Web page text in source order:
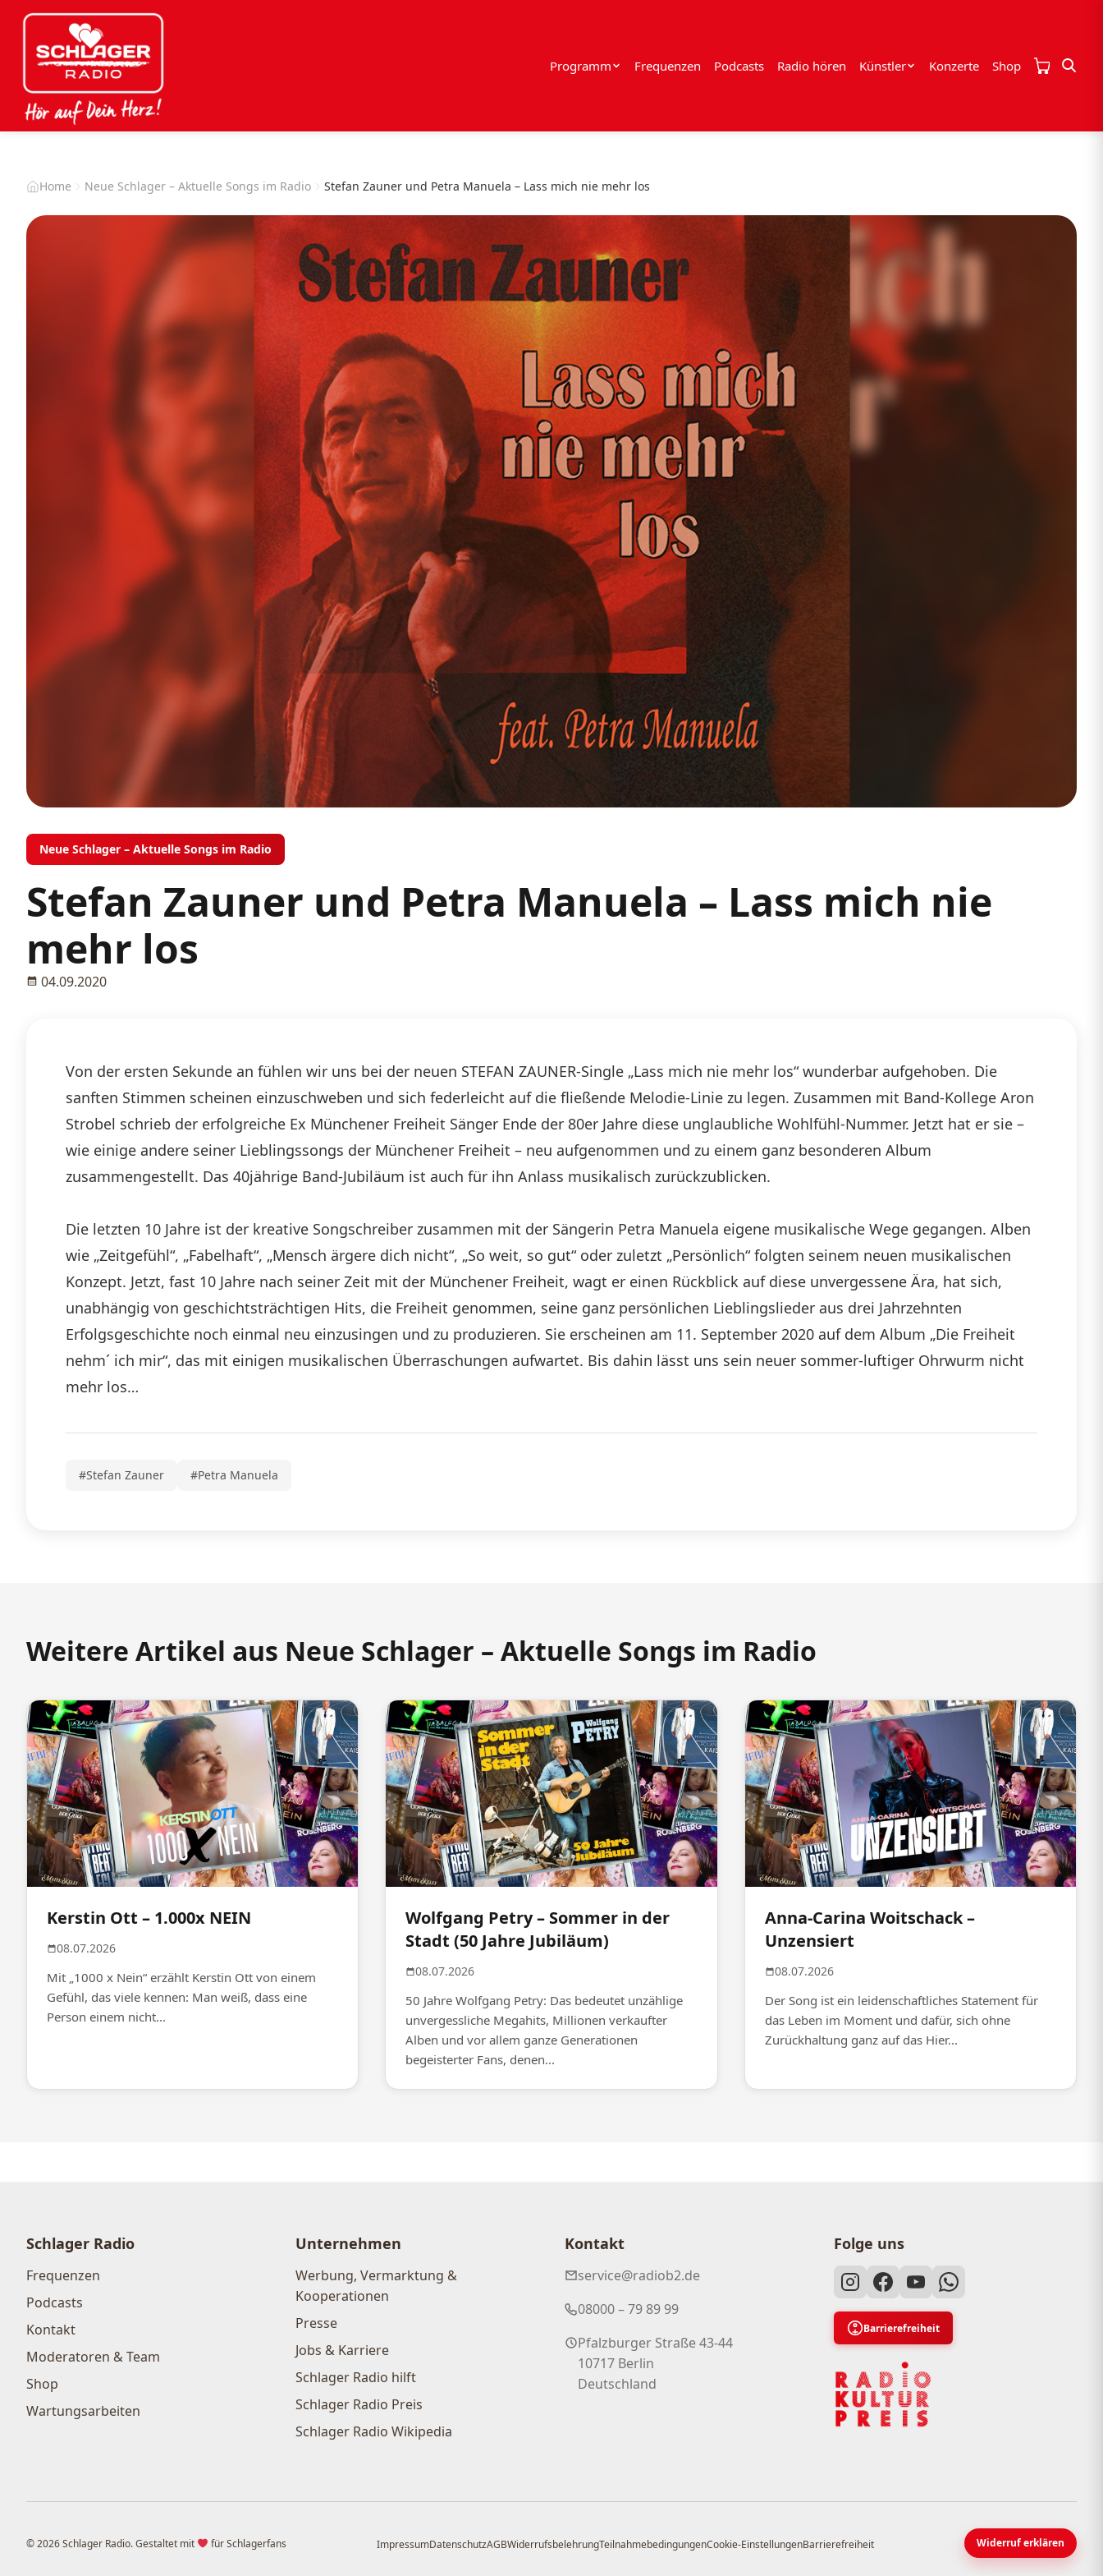
Programm Frequenzen Podcasts Radio hören Künstler Konzerte Shop
Home Neue Schlager – Aktuelle Songs im Radio Stefan Zauner und Petra Manuela – Lass mich nie mehr los
Neue Schlager – Aktuelle Songs im Radio
Stefan Zauner und Petra Manuela – Lass mich nie
mehr los
04.09.2020
Von der ersten Sekunde an fühlen wir uns bei der neuen STEFAN ZAUNER-Single „Lass mich nie mehr los“ wunderbar aufgehoben. Die
sanften Stimmen scheinen einzuschweben und sich federleicht auf die fließende Melodie-Linie zu legen. Zusammen mit Band-Kollege Aron
Strobel schrieb der erfolgreiche Ex Münchener Freiheit Sänger Ende der 80er Jahre diese unglaubliche Wohlfühl-Nummer. Jetzt hat er sie –
wie einige andere seiner Lieblingssongs der Münchener Freiheit – neu aufgenommen und zu einem ganz besonderen Album
zusammengestellt. Das 40jährige Band-Jubiläum ist auch für ihn Anlass musikalisch zurückzublicken.
Die letzten 10 Jahre ist der kreative Songschreiber zusammen mit der Sängerin Petra Manuela eigene musikalische Wege gegangen. Alben
wie „Zeitgefühl“, „Fabelhaft“, „Mensch ärgere dich nicht“, „So weit, so gut“ oder zuletzt „Persönlich“ folgten seinem neuen musikalischen
Konzept. Jetzt, fast 10 Jahre nach seiner Zeit mit der Münchener Freiheit, wagt er einen Rückblick auf diese unvergessene Ära, hat sich,
unabhängig von geschichtsträchtigen Hits, die Freiheit genommen, seine ganz persönlichen Lieblingslieder aus drei Jahrzehnten
Erfolgsgeschichte noch einmal neu einzusingen und zu produzieren. Sie erscheinen am 11. September 2020 auf dem Album „Die Freiheit
nehm´ ich mir“, das mit einigen musikalischen Überraschungen aufwartet. Bis dahin lässt uns sein neuer sommer-luftiger Ohrwurm nicht
mehr los…
#Stefan Zauner #Petra Manuela
Weitere Artikel aus Neue Schlager – Aktuelle Songs im Radio
Kerstin Ott – 1.000x NEIN
08.07.2026
Mit „1000 x Nein“ erzählt Kerstin Ott von einem
Gefühl, das viele kennen: Man weiß, dass eine
Person einem nicht...
Wolfgang Petry – Sommer in der
Stadt (50 Jahre Jubiläum)
08.07.2026
50 Jahre Wolfgang Petry: Das bedeutet unzählige
unvergessliche Megahits, Millionen verkaufter
Alben und vor allem ganze Generationen
begeisterter Fans, denen...
Anna-Carina Woitschack –
Unzensiert
08.07.2026
Der Song ist ein leidenschaftliches Statement für
das Leben im Moment und dafür, sich ohne
Zurückhaltung ganz auf das Hier...
Schlager Radio
Frequenzen
Podcasts
Kontakt
Moderatoren & Team
Shop
Wartungsarbeiten
Unternehmen
Werbung, Vermarktung &
Kooperationen
Presse
Jobs & Karriere
Schlager Radio hilft
Schlager Radio Preis
Schlager Radio Wikipedia
Kontakt
service@radiob2.de
08000 – 79 89 99
Pfalzburger Straße 43-44
10717 Berlin
Deutschland
Folge uns
Barrierefreiheit
© 2026 Schlager Radio. Gestaltet mit für Schlagerfans ImpressumDatenschutzAGBWiderrufsbelehrungTeilnahmebedingungenCookie-EinstellungenBarrierefreiheit Widerruf erklären